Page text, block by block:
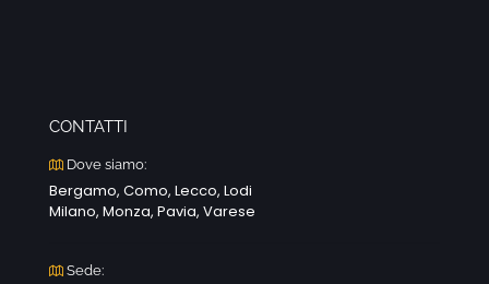
CONTATTI
Dove siamo:
Bergamo, Como, Lecco, Lodi
Milano, Monza, Pavia, Varese
Sede: